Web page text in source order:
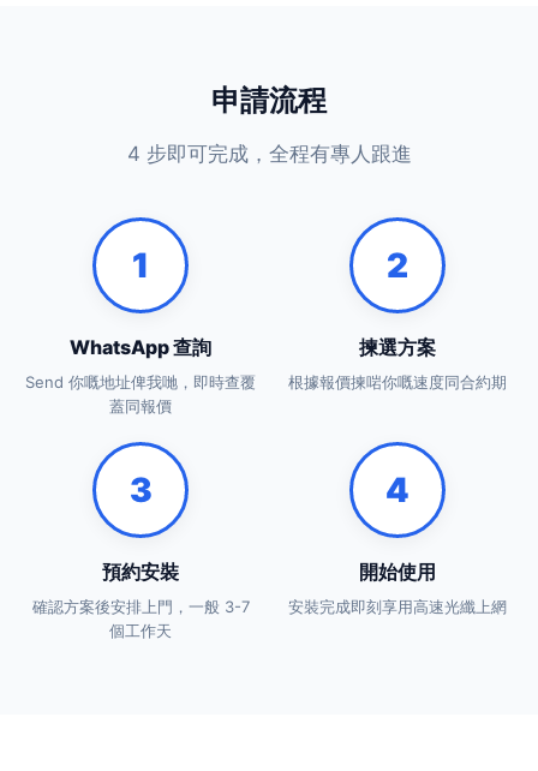
申請流程
4 步即可完成，全程有專人跟進
1
WhatsApp 查詢
Send 你嘅地址俾我哋，即時查覆
蓋同報價
2
揀選方案
根據報價揀啱你嘅速度同合約期
3
預約安裝
確認方案後安排上門，一般 3-7
個工作天
4
開始使用
安裝完成即刻享用高速光纖上網